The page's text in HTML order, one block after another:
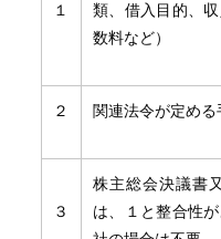
１
類、借入目的、
数料など）
２ 関連法令が定め
３
株主総会決議書
は、１と整合性